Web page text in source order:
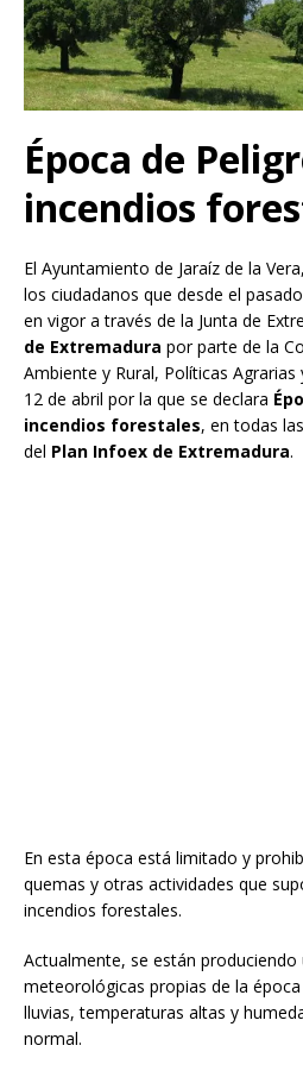
Época de
incendios
El Ayuntamiento de Jaraíz de la
los ciudadanos que desde el
en vigor a través de la Junta de
de Extremadura por parte de la
Ambiente y Rural, Políticas
12 de abril por la que se declara
incendios forestales, en todas
del Plan Infoex de Extremadura.
En esta época está limitado y
quemas y otras actividades que
incendios forestales.
Actualmente, se están produciendo
meteorológicas propias de la
lluvias, temperaturas altas y
normal.